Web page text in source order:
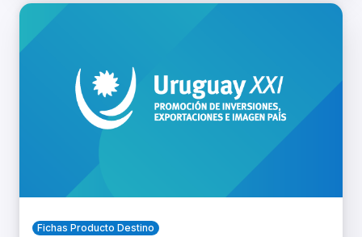
Fichas Producto Destino